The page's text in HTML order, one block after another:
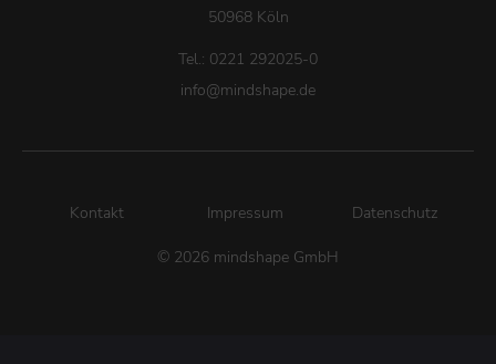
50968 Köln
Tel.: 0221 292025-0
info@mindshape.de
Kontakt Impressum Datenschutz
© 2026 mindshape GmbH